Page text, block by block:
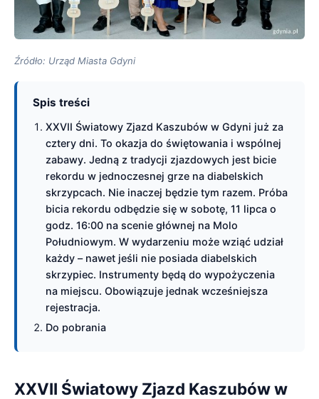
Źródło: Urząd Miasta Gdyni
Spis treści
XXVII Światowy Zjazd Kaszubów w Gdyni już za
cztery dni. To okazja do świętowania i wspólnej
zabawy. Jedną z tradycji zjazdowych jest bicie
rekordu w jednoczesnej grze na diabelskich
skrzypcach. Nie inaczej będzie tym razem. Próba
bicia rekordu odbędzie się w sobotę, 11 lipca o
godz. 16:00 na scenie głównej na Molo
Południowym. W wydarzeniu może wziąć udział
każdy – nawet jeśli nie posiada diabelskich
skrzypiec. Instrumenty będą do wypożyczenia
na miejscu. Obowiązuje jednak wcześniejsza
rejestracja.
Do pobrania
XXVII Światowy Zjazd Kaszubów w